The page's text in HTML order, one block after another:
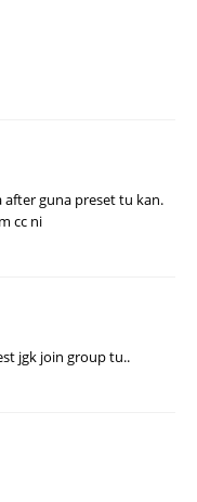
guna preset tu kan.
cc ni
jgk join group tu..